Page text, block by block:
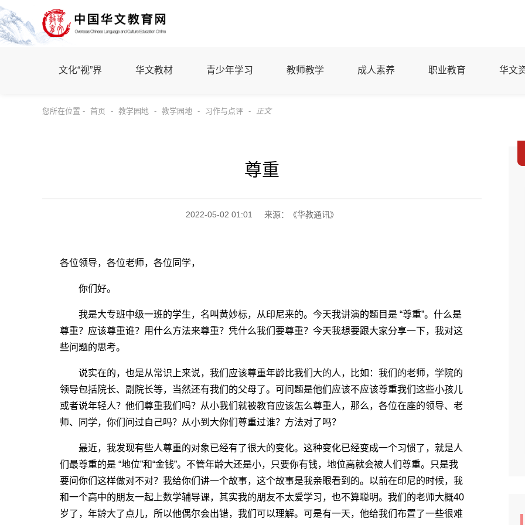
文化“视”界 华文教材 青少年学习 教师教学 成人素养 职业教育 华文
您所在位置 - 首页 - 教学园地 - 教学园地 - 习作与点评 - 正文
尊重
2022-05-02 01:01 来源：《华教通讯》
各位领导，各位老师，各位同学，
你们好。
我是大专班中级一班的学生，名叫黄妙标，从印尼来的。今天我讲演的题目是 “尊重”。什么是
尊重？应该尊重谁？用什么方法来尊重？凭什么我们要尊重？今天我想要跟大家分享一下，我对这
些问题的思考。
说实在的，也是从常识上来说，我们应该尊重年龄比我们大的人，比如：我们的老师，学院的
领导包括院长、副院长等，当然还有我们的父母了。可问题是他们应该不应该尊重我们这些小孩儿
或者说年轻人？他们尊重我们吗？从小我们就被教育应该怎么尊重人，那么，各位在座的领导、老
师、同学，你们问过自己吗？从小到大你们尊重过谁？方法对了吗？
最近，我发现有些人尊重的对象已经有了很大的变化。这种变化已经变成一个习惯了，就是人
们最尊重的是 “地位”和“金钱”。不管年龄大还是小，只要你有钱，地位高就会被人们尊重。只是我
要问你们这样做对不对？我给你们讲一个故事，这个故事是我亲眼看到的。以前在印尼的时候，我
和一个高中的朋友一起上数学辅导课，其实我的朋友不太爱学习，也不算聪明。我们的老师大概40
岁了，年龄大了点儿，所以他偶尔会出错，我们可以理解。可是有一天，他给我们布置了一些很难